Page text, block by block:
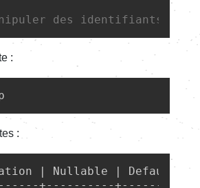
des identifiants
:
:
| Nullable | Default
+----------+---------